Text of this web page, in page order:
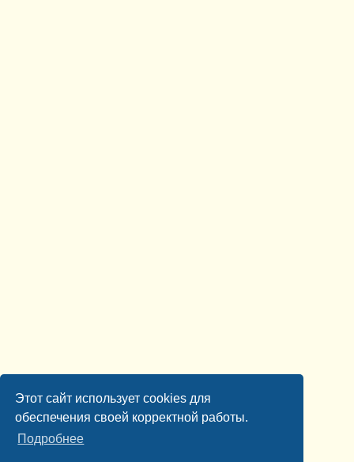
Этот сайт использует cookies для
обеспечения своей корректной работы.
Подробнее